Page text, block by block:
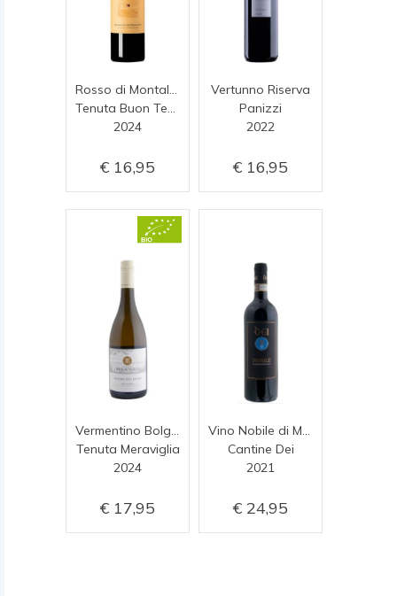
2024
16,95
Vertunno Riserva
Panizzi
2022
16,95
Tenuta Meraviglia
2024
17,95
Cantine Dei
2021
24,95